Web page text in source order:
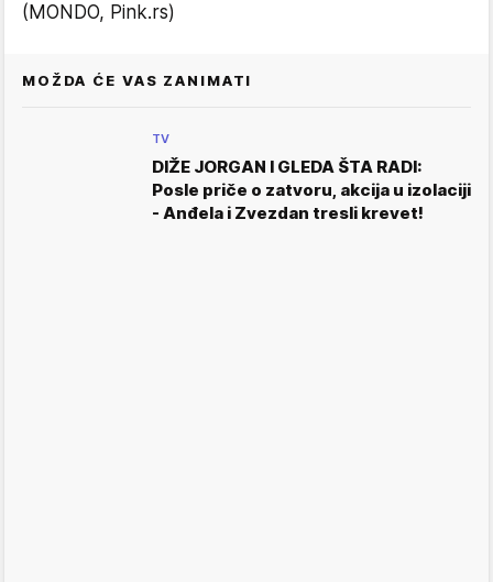
(MONDO, Pink.rs)
MOŽDA ĆE VAS ZANIMATI
TV
DIŽE JORGAN I GLEDA ŠTA RADI:
Posle priče o zatvoru, akcija u izolaciji
- Anđela i Zvezdan tresli krevet!